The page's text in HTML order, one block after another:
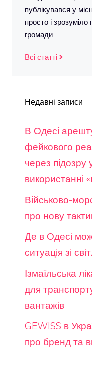
публікувався у
просто і зрозуміло
громади.
Всі статті
Недавні записи
В Одесі
фейкового
через підозру
використанні
Військово-
про нову
Де в Одесі
ситуація зі
Ізмаїльська
для
вантажів
GEWISS в
про бренд та